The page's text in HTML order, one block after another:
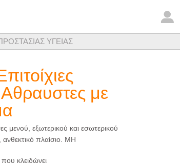
μενού & προμηθειών ξενοδοχειακών ειδών
ΥΓΕΙΑΣ
Αθραυστες με
μενού, εξωτερικού και εσωτερικού
πλαίσιο. ΜΗ
που κλειδώνει